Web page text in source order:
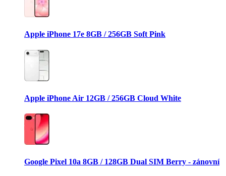
Apple iPhone 17e 8GB / 256GB Soft Pink
Apple iPhone Air 12GB / 256GB Cloud White
Google Pixel 10a 8GB / 128GB Dual SIM Berry - zánovní